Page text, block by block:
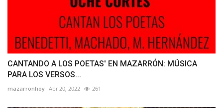
CANTANDO A LOS POETAS' EN MAZARRÓN: MÚSICA
PARA LOS VERSOS...
mazarronhoy Abr 20, 2022 261